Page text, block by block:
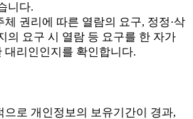
니다.
권리에 따른 열람의 요구, 정정·삭
의 요구 시 열람 등 요구를 한 자가
대리인인지를 확인합니다.
로 개인정보의 보유기간이 경과,